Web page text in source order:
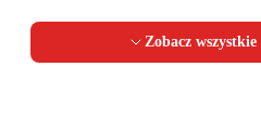
Zobacz